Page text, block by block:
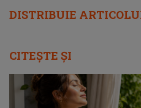
DISTRIBUIE
CITEȘTE ȘI